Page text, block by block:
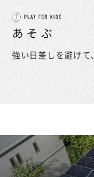
強い日差しを避けて、